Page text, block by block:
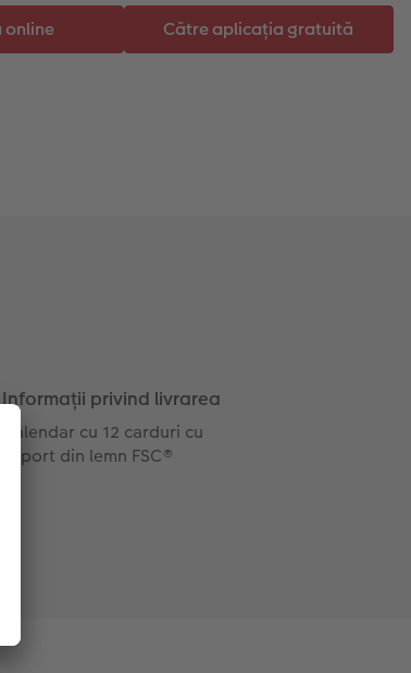
Informații privind livrarea
Calendar cu 12 carduri cu
suport din lemn FSC®